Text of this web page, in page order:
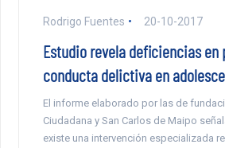
Rodrigo Fuentes 20-10-2017
Estudio revela deficiencias en
conducta delictiva en
El informe elaborado por las de
Ciudadana y San Carlos de Maipo
existe una intervención especializada